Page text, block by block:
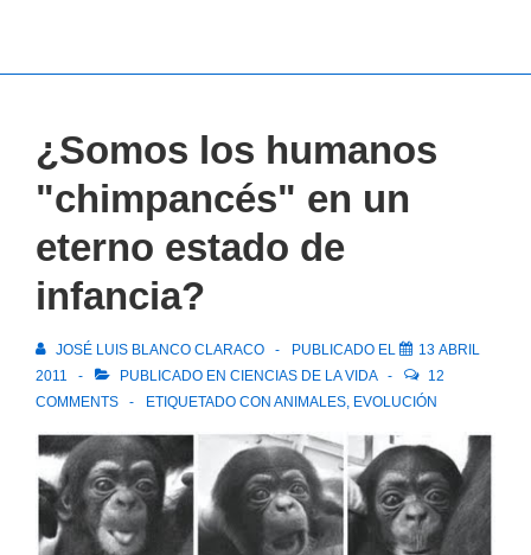
¿Somos los humanos
"chimpancés" en un
eterno estado de
infancia?
JOSÉ LUIS BLANCO CLARACO PUBLICADO EL
13 ABRIL
2011
PUBLICADO EN CIENCIAS DE LA VIDA
12
COMMENTS
ETIQUETADO CON ANIMALES, EVOLUCIÓN